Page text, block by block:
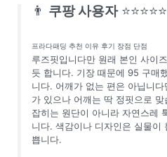
👨 쿠팡 사용자 ⭐⭐⭐⭐⭐
프라다패딩 추천 이유 후기 장점 단점
루즈핏입니다만 원래 본인 사이
듯 합니다. 기장 때문에 95 구매
니다. 어깨가 없는 편은 아닙니
가 있으나 어깨는 딱 정핏으로 맞
잡히는 원단이 아니라 자연스레
니다. 색감이나 디자인은 실물이
쁩니다.